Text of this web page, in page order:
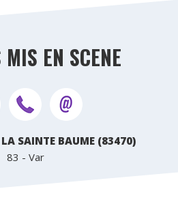
EN SCENE
SAINTE BAUME (83470)
83 - Var